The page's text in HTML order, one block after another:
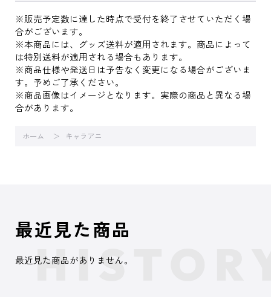
※販売予定数に達した時点で受付を終了させていただく場
合がございます。
※本商品には、グッズ送料が適用されます。商品によって
は特別送料が適用される場合もあります。
※商品仕様や発送日は予告なく変更になる場合がございま
す。予めご了承ください。
※商品画像はイメージとなります。実際の商品と異なる場
合があります。
ホーム キャラアニ
最近見た商品
最近見た商品がありません。